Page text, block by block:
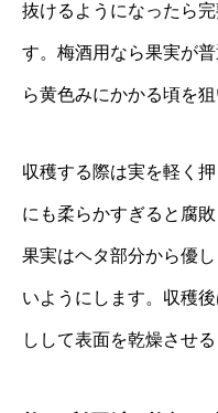
抜けるようになったら
す。梅酒用なら果実が
ら黄色みにかかる頃を狙
収穫する際は実を軽く
にも柔らかすぎると腐
果実はヘタ部分から優
いようにします。収穫
しして表面を乾燥させ